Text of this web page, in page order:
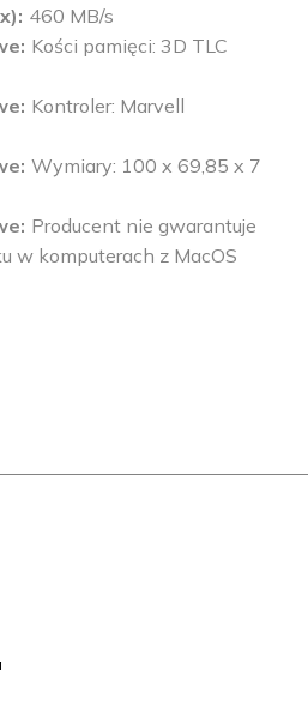
460 MB/s
Kości pamięci: 3D TLC
Kontroler: Marvell
Wymiary: 100 x 69,85 x 7
Producent nie gwarantuje
w komputerach z MacOS